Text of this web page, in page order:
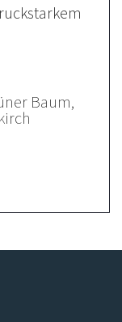
Baum,